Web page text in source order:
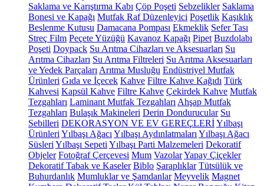
Saklama ve Karıştırma Kabı Çöp Poşeti Sebzelikler Saklama
Bonesi ve Kapağı Mutfak Raf Düzenleyici Poşetlik Kaşıklık
Beslenme Kutusu Damacana Pompası Ekmeklik Sefer Tası
Streç Film Peçete Yüzüğü Kavanoz Kapağı Pipet Buzdolabı
Poşeti Doypack Su Arıtma Cihazları ve Aksesuarları Su
Arıtma Cihazları Su Arıtma Filtreleri Su Arıtma Aksesuarları
ve Yedek Parçaları Arıtma Musluğu Endüstriyel Mutfak
Ürünleri Gıda ve İçecek Kahve Filtre Kahve Kağıdı Türk
Kahvesi Kapsül Kahve Filtre Kahve Çekirdek Kahve Mutfak
Tezgahları Laminant Mutfak Tezgahları Ahşap Mutfak
Tezgahları Bulaşık Makineleri Derin Dondurucular Su
Sebilleri DEKORASYON VE EV GEREÇLERİYılbaşı
Ürünleri Yılbaşı Ağacı Yılbaşı Aydınlatmaları Yılbaşı Ağacı
Süsleri Yılbaşı Sepeti Yılbaşı Parti Malzemeleri Dekoratif
Objeler Fotoğraf Çerçevesi Mum VazolarYapay Çiçekler
Dekoratif Tabak ve Kaseler Biblo Şaraplıklar Tütsülük ve
Buhurdanlık Mumluklar ve Şamdanlar Meyvelik Magnet